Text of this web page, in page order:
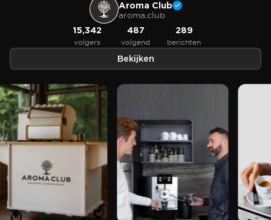
Aroma Club
aroma.club
15,342
volgers
487
volgend
289
berichten
Bekijken